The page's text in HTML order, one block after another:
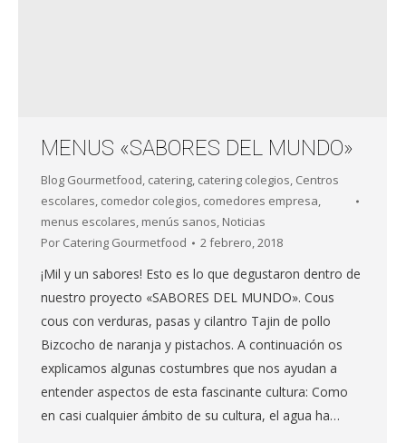
MENUS «SABORES DEL MUNDO»
Blog Gourmetfood, catering, catering colegios, Centros
escolares, comedor colegios, comedores empresa,
menus escolares, menús sanos, Noticias
Por Catering Gourmetfood 2 febrero, 2018
¡Mil y un sabores! Esto es lo que degustaron dentro de
nuestro proyecto «SABORES DEL MUNDO». Cous
cous con verduras, pasas y cilantro Tajin de pollo
Bizcocho de naranja y pistachos. A continuación os
explicamos algunas costumbres que nos ayudan a
entender aspectos de esta fascinante cultura: Como
en casi cualquier ámbito de su cultura, el agua ha…